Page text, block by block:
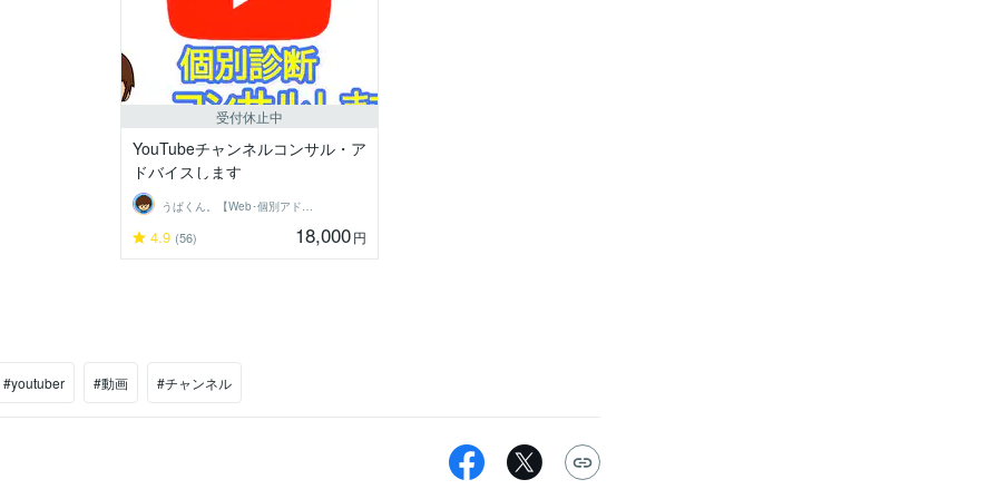
受付休止中
YouTubeチャンネルコンサル・ア
ドバイスします
4.9 (56) 18,000円
#youtuber #動画 #チャンネル